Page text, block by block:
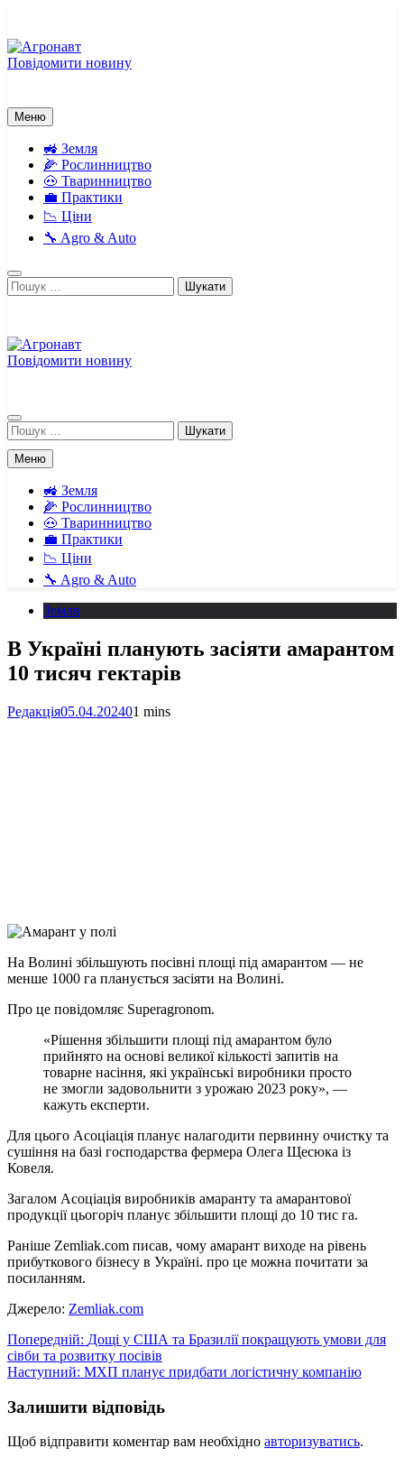
вмісту
Повідомити новину
Меню
🚜 Земля
🌽 Рослинництво
🐽 Тваринництво
💼 Практики
📉 Ціни
🔧 Agro & Auto
Пошук:
Повідомити новину
Пошук:
Меню
🚜 Земля
🌽 Рослинництво
🐽 Тваринництво
💼 Практики
📉 Ціни
🔧 Agro & Auto
Земля
В Україні планують засіяти амарантом
10 тисяч гектарів
Редакція05.04.202401 mins
Link
Print
На Волині збільшують посівні площі під амарантом — не
менше 1000 га планується засіяти на Волині.
Про це повідомляє Superagronom.
«Рішення збільшити площі під амарантом було
прийнято на основі великої кількості запитів на
товарне насіння, які українські виробники просто
не змогли задовольнити з урожаю 2023 року», —
кажуть експерти.
Для цього Асоціація планує налагодити первинну очистку та
сушіння на базі господарства фермера Олега Щесюка із
Ковеля.
Загалом Асоціація виробників амаранту та амарантової
продукції цьогоріч планує збільшити площі до 10 тис га.
Раніше Zemliak.com писав, чому амарант виходе на рівень
прибуткового бізнесу в Україні. про це можна почитати за
посиланням.
Джерело: Zemliak.com
Навігація
записів
Попередній: Дощі у США та Бразилії покращують умови для
сівби та розвитку посівів
Наступний: МХП планує придбати логістичну компанію
Залишити відповідь
Щоб відправити коментар вам необхідно авторизуватись.